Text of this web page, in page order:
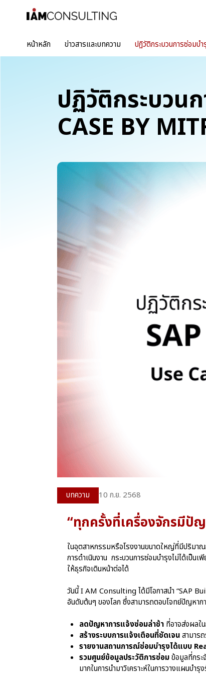
หน้าหลัก ข่าวสารและบทความ ปฏิวัติกระบวนการซ่อม
ปฏิวัติกระบวน
CASE BY
บทความ 10 ก.ย. 2568
“ทุกครั้งที่เครื่องจักรมีปั
ในอุตสาหกรรมหรือโรงงานขนาดใหญ่ที่มีปริมา
การดำเนินงาน กระบวนการซ่อมบำรุงไม่ได้เป็
ให้ธุรกิจเดินหน้าต่อได้
วันนี้ I AM Consulting ได้มีโอกาสนำ “SAP
อันดับต้นๆ ของโลก ซึ่งสามารถตอบโจทย์ปัญหา
ลดปัญหาการแจ้งซ่อมล่าช้า ที่อาจส่งผลใ
สร้างระบบการแจ้งเตือนที่ชัดเจนสามาร
รายงานสถานการณ์ซ่อมบำรุงได้แบบ
รวมศูนย์ข้อมูลประวัติการซ่อมข้อมูลที่กระ
มากในการนำมาวิเคราะห์ในการวางแผน